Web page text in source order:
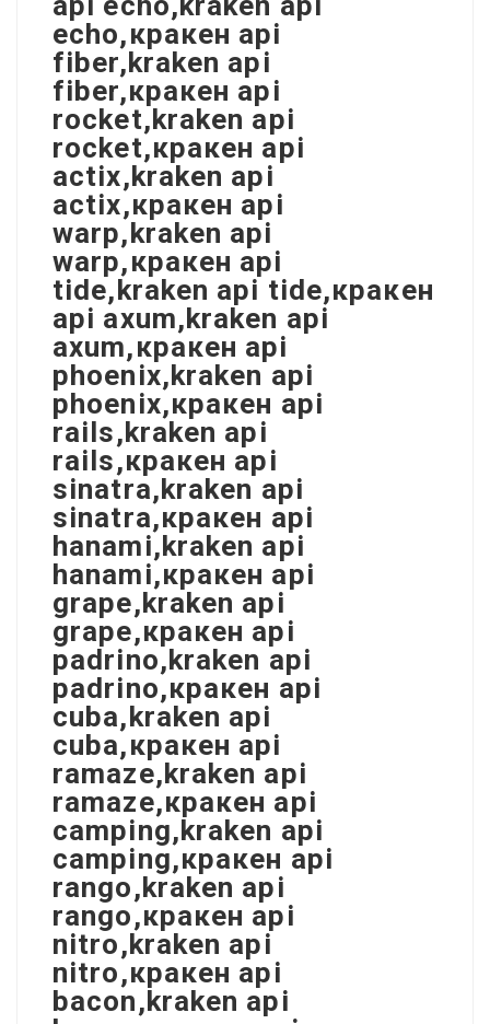
echo,кракен api
fiber,kraken api
fiber,кракен api
rocket,kraken api
rocket,кракен api
actix,kraken api
actix,кракен api
warp,kraken api
warp,кракен api
tide,kraken api tide,кракен
api axum,kraken api
axum,кракен api
phoenix,kraken api
phoenix,кракен api
rails,kraken api
rails,кракен api
sinatra,kraken api
sinatra,кракен api
hanami,kraken api
hanami,кракен api
grape,kraken api
grape,кракен api
padrino,kraken api
padrino,кракен api
cuba,kraken api
cuba,кракен api
ramaze,kraken api
ramaze,кракен api
camping,kraken api
camping,кракен api
rango,kraken api
rango,кракен api
nitro,kraken api
nitro,кракен api
bacon,kraken api